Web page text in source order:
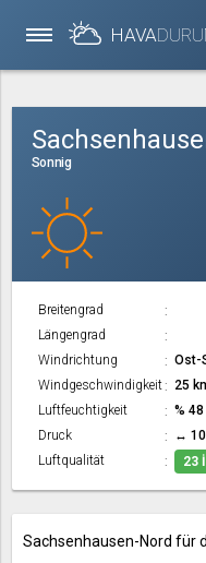
HAVA
Sonnig
Breitengrad
Längengrad
Windrichtung
Ost-
Windgeschwindigkeit
25
Luftfeuchtigkeit
% 48
Druck
↔
Luftqualität
23
Sachsenhausen-Nord für